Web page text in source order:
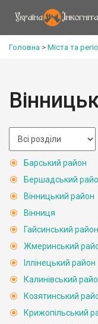
Головна > Міста та
Барський район
Бершадський
Вінницький район
Вінниця
Гайсинський район
Жмеринський
Іллінецький район
Калинівський
Козятинський
Крижопільський